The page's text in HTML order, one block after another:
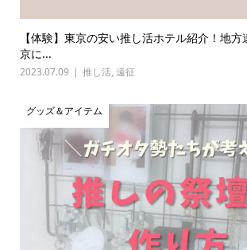
【体験】東京の安い推し活ホテル紹介！地
京に...
2023.07.09 推し活, 遠征
グッズ＆アイテム